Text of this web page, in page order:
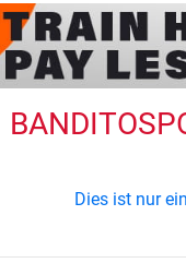
Dies ist nur